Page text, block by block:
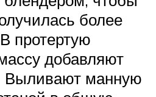
более
протертую
добавляют
Выливают манную